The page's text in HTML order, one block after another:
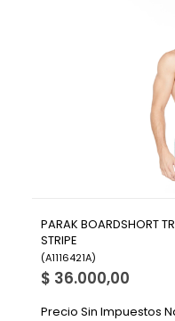
PARAK BOARDSHORT
STRIPE
(A1116421A)
$ 36.000,00
Precio Sin Impuestos